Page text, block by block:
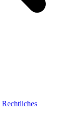
Rechtliches